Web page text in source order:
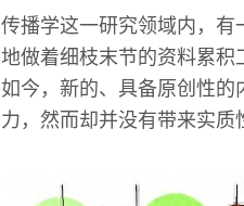
传播学这一研究领域内，
地做着细枝末节的资料累积
如今，新的、具备原创性的
力，然而却并没有带来实质